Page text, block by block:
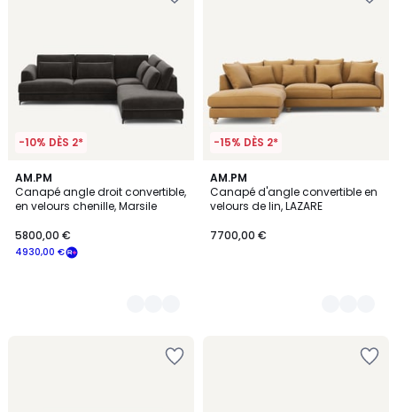
-10% DÈS 2*
AM.PM
Canapé angle droit convertible,
en velours chenille, Marsile
4930,00 €
5800,00 €
8
Couleurs
-15% DÈS 2*
AM.PM
Canapé d'angle convertible en
velours de lin, LAZARE
7700,00 €
5
Couleurs